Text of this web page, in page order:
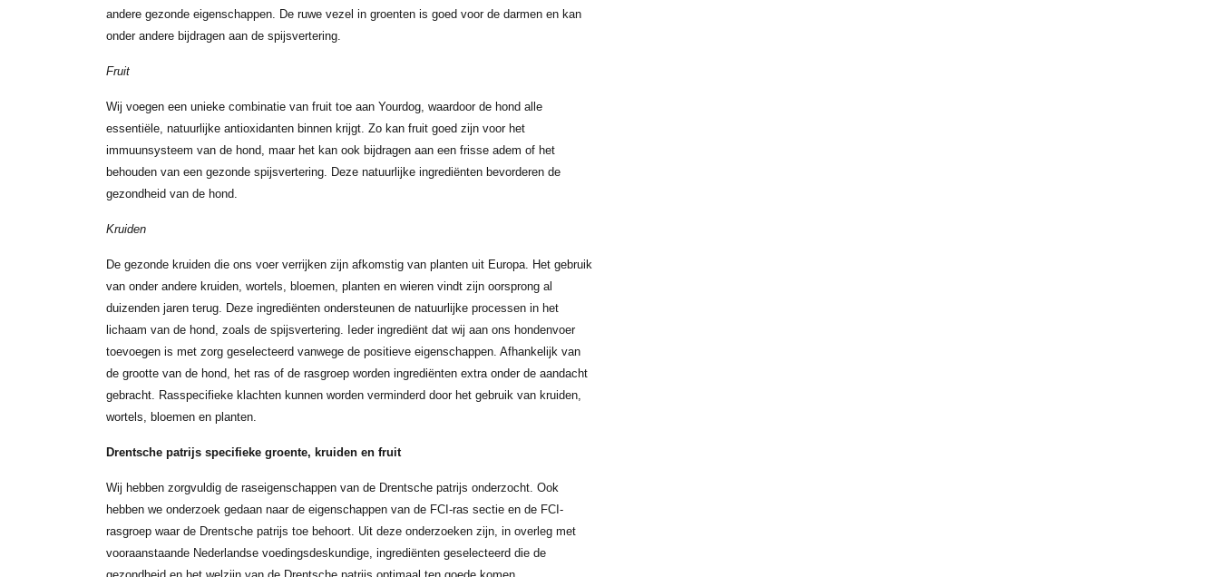
andere gezonde eigenschappen. De ruwe vezel in groenten is goed voor de darmen en kan
onder andere bijdragen aan de spijsvertering.
Fruit
Wij voegen een unieke combinatie van fruit toe aan Yourdog, waardoor de hond alle
essentiële, natuurlijke antioxidanten binnen krijgt. Zo kan fruit goed zijn voor het
immuunsysteem van de hond, maar het kan ook bijdragen aan een frisse adem of het
behouden van een gezonde spijsvertering. Deze natuurlijke ingrediënten bevorderen de
gezondheid van de hond.
Kruiden
De gezonde kruiden die ons voer verrijken zijn afkomstig van planten uit Europa. Het gebruik
van onder andere kruiden, wortels, bloemen, planten en wieren vindt zijn oorsprong al
duizenden jaren terug. Deze ingrediënten ondersteunen de natuurlijke processen in het
lichaam van de hond, zoals de spijsvertering. Ieder ingrediënt dat wij aan ons hondenvoer
toevoegen is met zorg geselecteerd vanwege de positieve eigenschappen. Afhankelijk van
de grootte van de hond, het ras of de rasgroep worden ingrediënten extra onder de aandacht
gebracht. Rasspecifieke klachten kunnen worden verminderd door het gebruik van kruiden,
wortels, bloemen en planten.
Drentsche patrijs specifieke groente, kruiden en fruit
Wij hebben zorgvuldig de raseigenschappen van de Drentsche patrijs onderzocht. Ook
hebben we onderzoek gedaan naar de eigenschappen van de FCI-ras sectie en de FCI-
rasgroep waar de Drentsche patrijs toe behoort. Uit deze onderzoeken zijn, in overleg met
vooraanstaande Nederlandse voedingsdeskundige, ingrediënten geselecteerd die de